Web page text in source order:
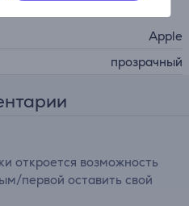
Apple
прозрачный
откроется возможность
первой оставить свой